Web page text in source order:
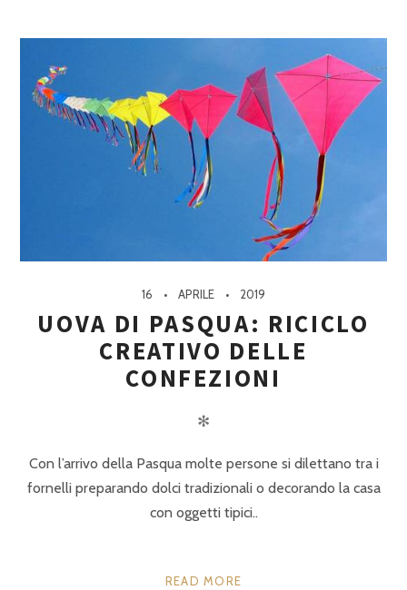
16 APRILE 2019
UOVA DI PASQUA: RICICLO
CREATIVO DELLE
CONFEZIONI
✻
Con l’arrivo della Pasqua molte persone si dilettano tra i
fornelli preparando dolci tradizionali o decorando la casa
con oggetti tipici..
READ MORE